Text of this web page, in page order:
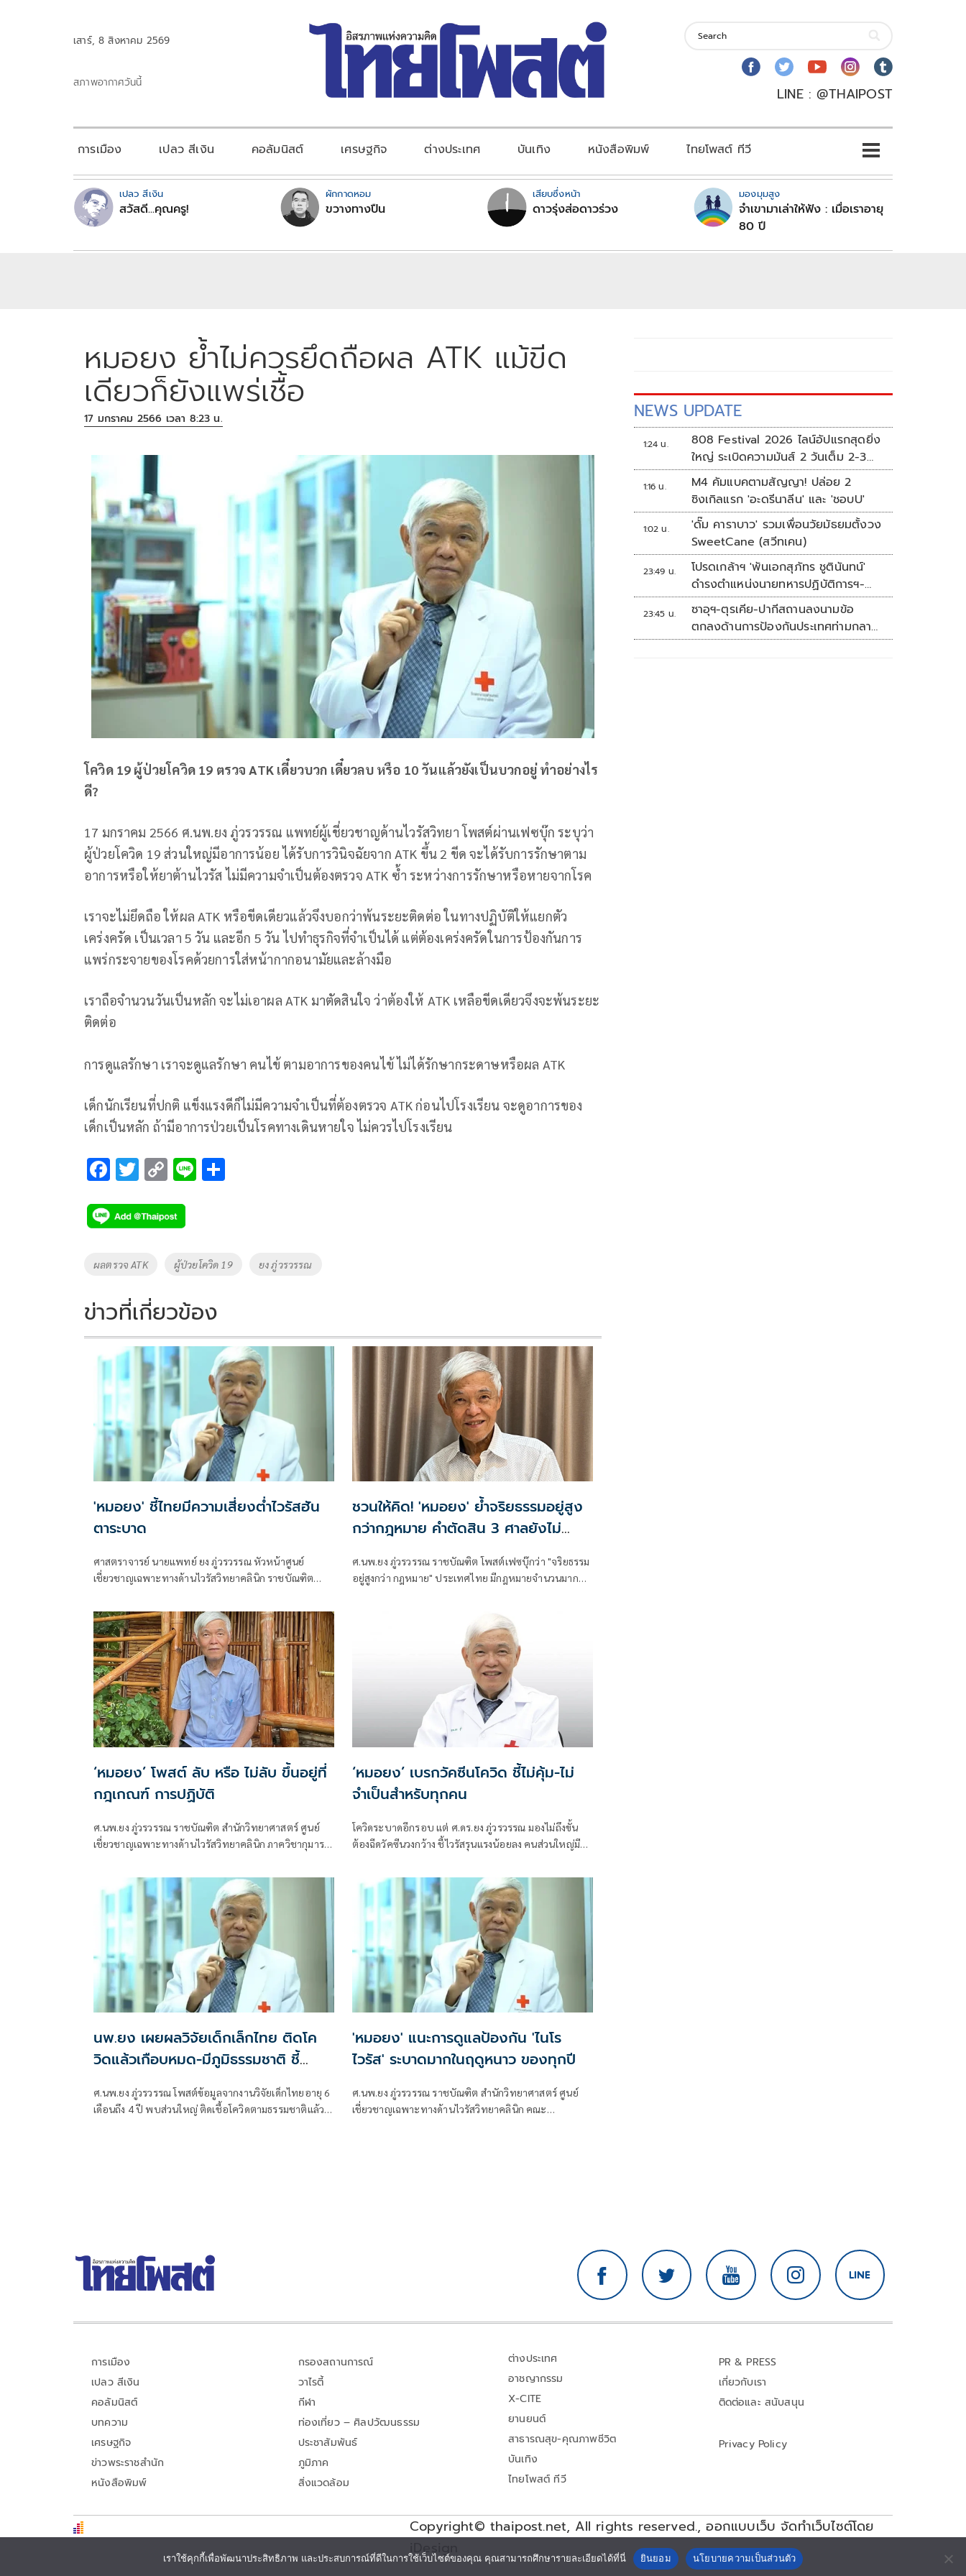
เสาร์, 8 สิงหาคม 2569
สภาพอากาศวันนี้
LINE : @THAIPOST
การเมือง เปลว สีเงิน คอลัมนิสต์ เศรษฐกิจ ต่างประเทศ บันเทิง หนังสือพิมพ์ ไทยโพสต์ ทีวี
เปลว สีเงิน
สวัสดี...คุณครู!
ผักกาดหอม
ขวางทางปืน
เสียบซึ่งหน้า
ดาวรุ่งส่อดาวร่วง
มองมุมสูง
จำเขามาเล่าให้ฟัง : เมื่อเราอายุ
80 ปี
หมอยง ย้ำไม่ควรยึดถือผล ATK แม้ขีด
เดียวก็ยังแพร่เชื้อ
17 มกราคม 2566 เวลา 8:23 น.
โควิด 19 ผู้ป่วยโควิด 19 ตรวจ ATK เดี๋ยวบวก เดี๋ยวลบ หรือ 10 วันแล้วยังเป็นบวกอยู่ ทำอย่างไร
ดี?
17 มกราคม 2566 ศ.นพ.ยง ภู่วรวรรณ แพทย์ผู้เชี่ยวชาญด้านไวรัสวิทยา โพสต์ผ่านเฟซบุ๊ก ระบุว่า
ผู้ป่วยโควิด 19 ส่วนใหญ่มีอาการน้อย ได้รับการวินิจฉัยจาก ATK ขึ้น 2 ขีด จะได้รับการรักษาตาม
อาการหรือให้ยาต้านไวรัส ไม่มีความจำเป็นต้องตรวจ ATK ซ้ำ ระหว่างการรักษาหรือหายจากโรค
เราจะไม่ยึดถือ ให้ผล ATK หรือขีดเดียวแล้วจึงบอกว่าพ้นระยะติดต่อ ในทางปฏิบัติให้แยกตัว
เคร่งครัด เป็นเวลา 5 วัน และอีก 5 วัน ไปทำธุรกิจที่จำเป็นได้ แต่ต้องเคร่งครัดในการป้องกันการ
แพร่กระจายของโรคด้วยการใส่หน้ากากอนามัยและล้างมือ
เราถือจำนวนวันเป็นหลัก จะไม่เอาผล ATK มาตัดสินใจ ว่าต้องให้ ATK เหลือขีดเดียวจึงจะพ้นระยะ
ติดต่อ
การดูแลรักษา เราจะดูแลรักษา คนไข้ ตามอาการของคนไข้ ไม่ได้รักษากระดาษหรือผล ATK
เด็กนักเรียนที่ปกติ แข็งแรงดีก็ไม่มีความจำเป็นที่ต้องตรวจ ATK ก่อนไปโรงเรียน จะดูอาการของ
เด็กเป็นหลัก ถ้ามีอาการป่วยเป็นโรคทางเดินหายใจ ไม่ควรไปโรงเรียน
F
e
b
o
k
T
tt
er
C
p
y
Li
k
Li
Tags
ผลตรวจ ATK ผู้ป่วยโควิด 19 ยง ภู่วรวรรณ
ข่าวที่เกี่ยวข้อง
'หมอยง' ชี้ไทยมีความเสี่ยงต่ำไวรัสฮัน
ตาระบาด
ศาสตราจารย์ นายแพทย์ ยง ภู่วรวรรณ หัวหน้าศูนย์
เชี่ยวชาญเฉพาะทางด้านไวรัสวิทยาคลินิก ราชบัณฑิต
วิทยาคลินิก
ชวนให้คิด! 'หมอยง' ย้ำจริยธรรมอยู่สูง
กว่ากฎหมาย คำตัดสิน 3 ศาลยังไม่
ศ.นพ.ยง ภู่วรวรรณ ราชบัณฑิต โพสต์เฟซบุ๊กว่า "จริยธรรม
อยู่สูงกว่า กฎหมาย" ประเทศไทย มีกฎหมายจำนวนมาก
‘หมอยง’ โพสต์ ลับ หรือ ไม่ลับ ขึ้นอยู่ที่
กฎเกณฑ์ การปฏิบัติ
ศ.นพ.ยง ภู่วรวรรณ ราชบัณฑิต สำนักวิทยาศาสตร์ ศูนย์
เชี่ยวชาญเฉพาะทางด้านไวรัสวิทยาคลินิก ภาควิชากุมาร
‘หมอยง’ เบรกวัคซีนโควิด ชี้ไม่คุ้ม-ไม่
จำเป็นสำหรับทุกคน
โควิดระบาดอีกรอบ แต่ ศ.ดร.ยง ภู่วรวรรณ มองไม่ถึงขั้น
ต้องฉีดวัคซีนวงกว้าง ชี้ไวรัสรุนแรงน้อยลง คนส่วนใหญ่มีภูมิ
ในกลุ่มเสี่ยง
นพ.ยง เผยผลวิจัยเด็กเล็กไทย ติดโค
วิดแล้วเกือบหมด-มีภูมิธรรมชาติ ชี้
ศ.นพ.ยง ภู่วรวรรณ โพสต์ข้อมูลจากงานวิจัยเด็กไทยอายุ 6
เดือนถึง 4 ปี พบส่วนใหญ่ ติดเชื้อโควิดตามธรรมชาติแล้ว
'หมอยง' แนะการดูแลป้องกัน 'ไนโร
ไวรัส' ระบาดมากในฤดูหนาว ของทุกปี
ศ.นพ.ยง ภู่วรวรรณ ราชบัณฑิต สำนักวิทยาศาสตร์ ศูนย์
เชี่ยวชาญเฉพาะทางด้านไวรัสวิทยาคลินิก คณะ
NEWS UPDATE
1:24 น.
808 Festival 2026 ไลน์อัปแรกสุดยิ่ง
ใหญ่ ระเบิดความมันส์ 2 วันเต็ม 2-3
ต.ค.นี้
1:16 น.
M4 คัมแบคตามสัญญา! ปล่อย 2
ซิงเกิลแรก 'อะดรีนาลีน' และ 'ชอบU'
1:02 น.
'ดั๊ม คาราบาว' รวมเพื่อนวัยมัธยมตั้งวง
SweetCane (สวีทเคน)
23:49 น.
โปรดเกล้าฯ 'พันเอกสุภัทร ชูตินันทน์'
ดำรงตำแหน่งนายทหารปฏิบัติการฯ-
พระราชทานยศ 'พลตรี'
23:45 น.
ซาอุฯ-ตุรเคีย-ปากีสถานลงนามข้อ
ตกลงด้านการป้องกันประเทศท่ามกลาง
สงครามในภูมิภาค
การเมือง
เปลว สีเงิน
คอลัมนิสต์
บทความ
เศรษฐกิจ
ข่าวพระราชสำนัก
หนังสือพิมพ์
กรองสถานการณ์
วาไรตี้
กีฬา
ท่องเที่ยว – ศิลปวัฒนธรรม
ประชาสัมพันธ์
ภูมิภาค
สิ่งแวดล้อม
ต่างประเทศ
อาชญากรรม
X-CITE
ยานยนต์
สาธารณสุข-คุณภาพชีวิต
บันเทิง
ไทยโพสต์ ทีวี
PR & PRESS
เกี่ยวกับเรา
ติดต่อและ สนับสนุน
Privacy Policy
Copyright© thaipost.net, All rights reserved.,ออกแบบเว็บ จัดทำเว็บไซต์โดย
iDesign
เราใช้คุกกี้เพื่อพัฒนาประสิทธิภาพ และประสบการณ์ที่ดีในการใช้เว็บไซต์ของคุณ คุณสามารถศึกษารายละเอียดได้ที่นี่ ยินยอม นโยบายความเป็นส่วนตัว